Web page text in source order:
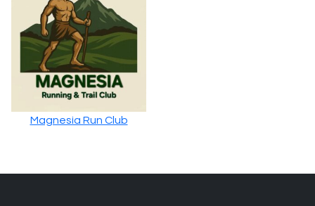
Magnesia Run Club